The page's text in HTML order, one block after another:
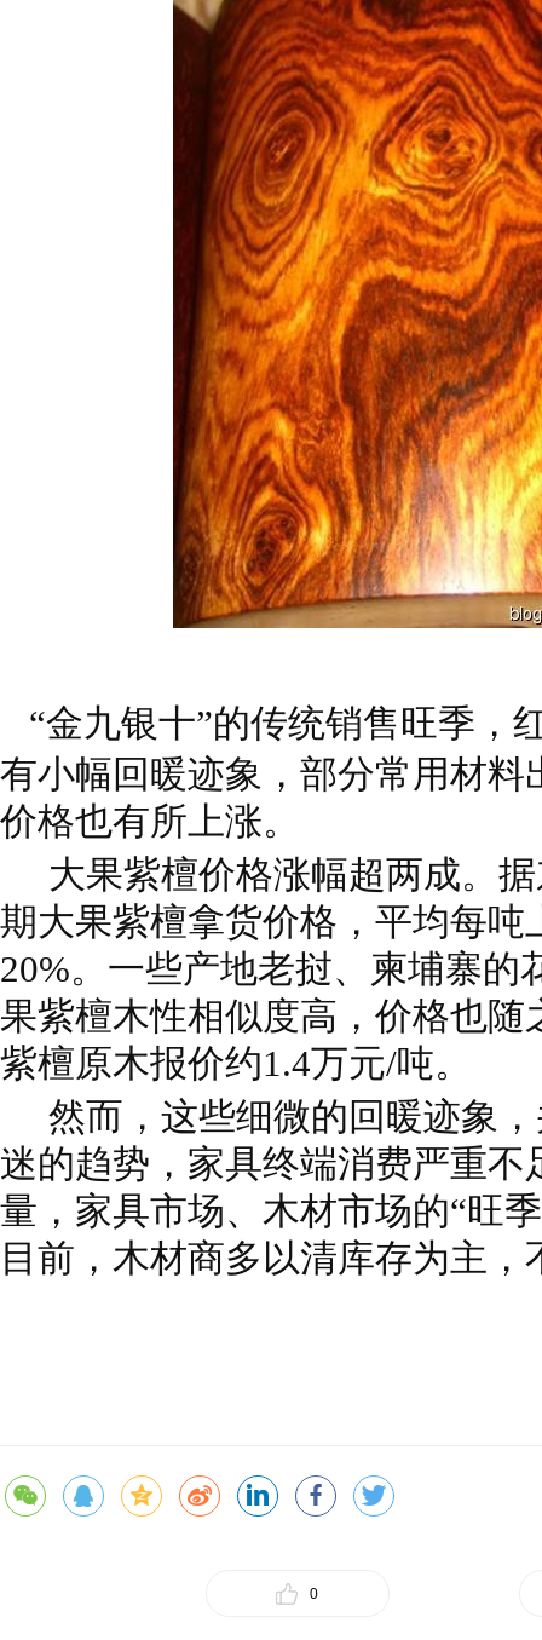
“金九银十”的传统销售旺季，
有小幅回暖迹象，部分常用材料
价格也有所上涨。
大果紫檀价格涨幅超两成。
期大果紫檀拿货价格，平均每吨
20%。一些产地老挝、柬埔寨的
果紫檀木性相似度高，价格也
紫檀原木报价约1.4万元/吨。
然而，这些细微的回暖迹象
迷的趋势，家具终端消费严重
量，家具市场、木材市场的“旺
目前，木材商多以清库存为主，
0